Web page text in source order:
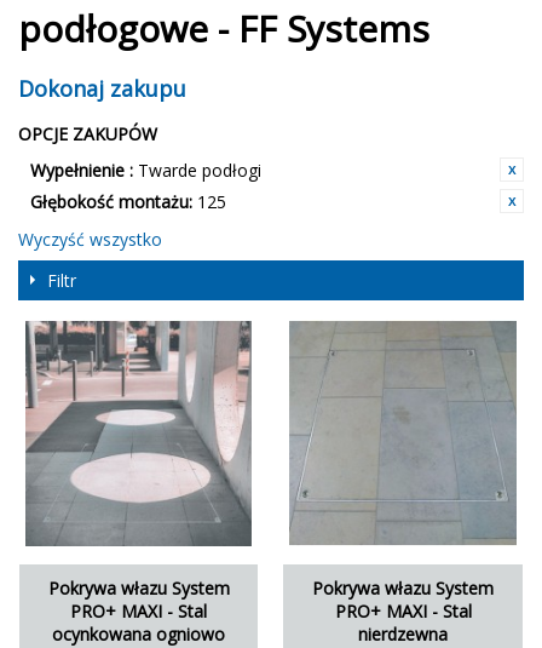
podłogowe - FF Systems
Dokonaj zakupu
OPCJE ZAKUPÓW
Wypełnienie : Twarde podłogi
Głębokość montażu: 125
Wyczyść wszystko
Filtr
Pokrywa włazu System
PRO+ MAXI - Stal
ocynkowana ogniowo
Pokrywa włazu System
PRO+ MAXI - Stal
nierdzewna